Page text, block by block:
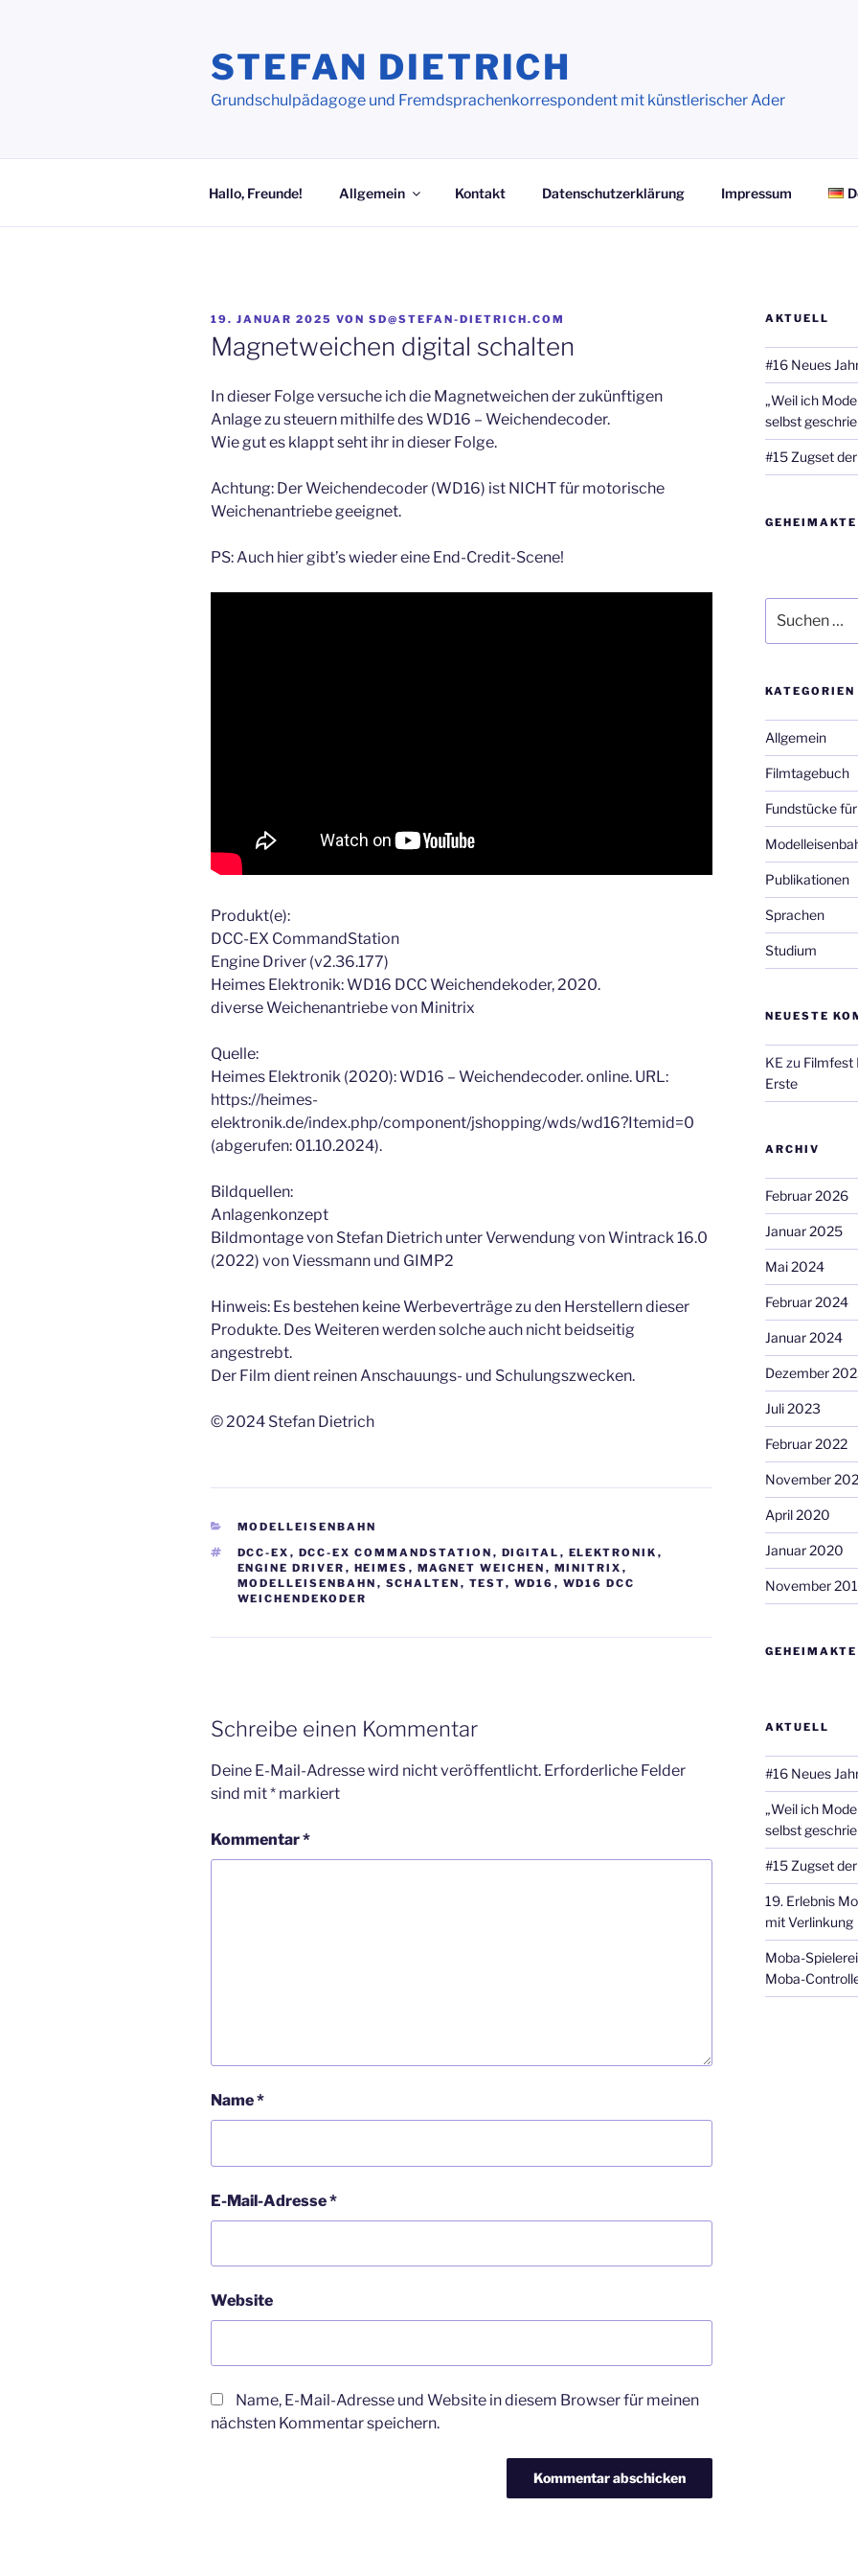
STEFAN DIETRICH
Grundschulpädagoge und Fremdsprachenkorrespondent mit künstlerischer Ader
Hallo, Freunde! Allgemein Kontakt Datenschutzerklärung Impressum
VERÖFFENTLICHT
AM
19. JANUAR 2025 VON SD@STEFAN-DIETRICH.COM
Magnetweichen digital schalten
In dieser Folge versuche ich die Magnetweichen der zukünftigen
Anlage zu steuern mithilfe des WD16 – Weichendecoder.
Wie gut es klappt seht ihr in dieser Folge.
Achtung: Der Weichendecoder (WD16) ist NICHT für motorische
Weichenantriebe geeignet.
PS: Auch hier gibt’s wieder eine End-Credit-Scene!
Produkt(e):
DCC-EX CommandStation
Engine Driver (v2.36.177)
Heimes Elektronik: WD16 DCC Weichendekoder, 2020.
diverse Weichenantriebe von Minitrix
Quelle:
Heimes Elektronik (2020): WD16 – Weichendecoder. online. URL:
https://heimes-
elektronik.de/index.php/component/jshopping/wds/wd16?Itemid=0
(abgerufen: 01.10.2024).
Bildquellen:
Anlagenkonzept
Bildmontage von Stefan Dietrich unter Verwendung von Wintrack 16.0
(2022) von Viessmann und GIMP2
Hinweis: Es bestehen keine Werbeverträge zu den Herstellern dieser
Produkte. Des Weiteren werden solche auch nicht beidseitig
angestrebt.
Der Film dient reinen Anschauungs- und Schulungszwecken.
© 2024 Stefan Dietrich
KATEGORIEN
MODELLEISENBAHN
SCHLAGWÖRTER
DCC-EX , DCC-EX COMMANDSTATION , DIGITAL , ELEKTRONIK ,
ENGINE DRIVER , HEIMES , MAGNET WEICHEN , MINITRIX ,
MODELLEISENBAHN , SCHALTEN , TEST, WD16 , WD16 DCC
WEICHENDEKODER
Schreibe einen Kommentar
Deine E-Mail-Adresse wird nicht veröffentlicht. Erforderliche Felder
sind mit* markiert
Kommentar*
Name*
E-Mail-Adresse*
Website
Name, E-Mail-Adresse und Website in diesem Browser für meinen
nächsten Kommentar speichern.
AKTUELL
#16 Neues
„Weil ich
selbst
#15 Zugset
GEHEIMAKTE
nach:
KATEGORIEN
Allgemein
Filmtagebuch
Fundstücke
Publikationen
Sprachen
Studium
NEUESTE
KE zu Filmfest
Erste
ARCHIV
Februar 2026
Januar 2025
Mai 2024
Februar 2024
Januar 2024
Dezember
Juli 2023
Februar 2022
November
April 2020
Januar 2020
November
GEHEIMAKTE
AKTUELL
#16 Neues
„Weil ich
selbst
#15 Zugset
19. Erlebnis
mit Verlinkung
Moba-
Moba-